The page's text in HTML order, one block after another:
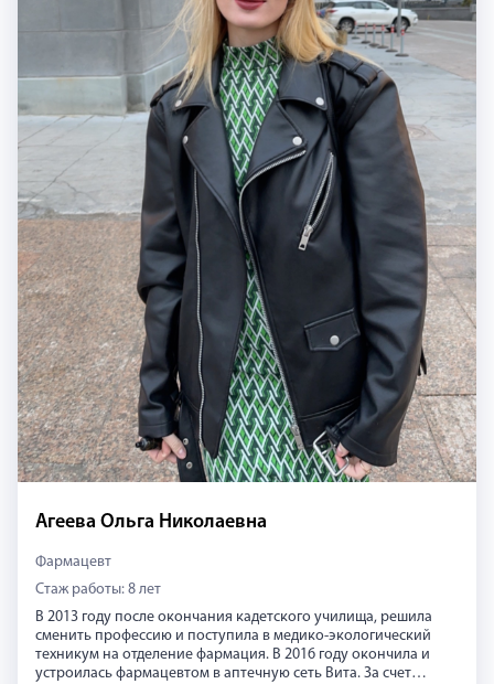
Агеева Ольга Николаевна
Фармацевт
Стаж работы: 8 лет
В 2013 году после окончания кадетского училища, решила
сменить профессию и поступила в медико-экологический
техникум на отделение фармация. В 2016 году окончила и
устроилась фармацевтом в аптечную сеть Вита. За счет